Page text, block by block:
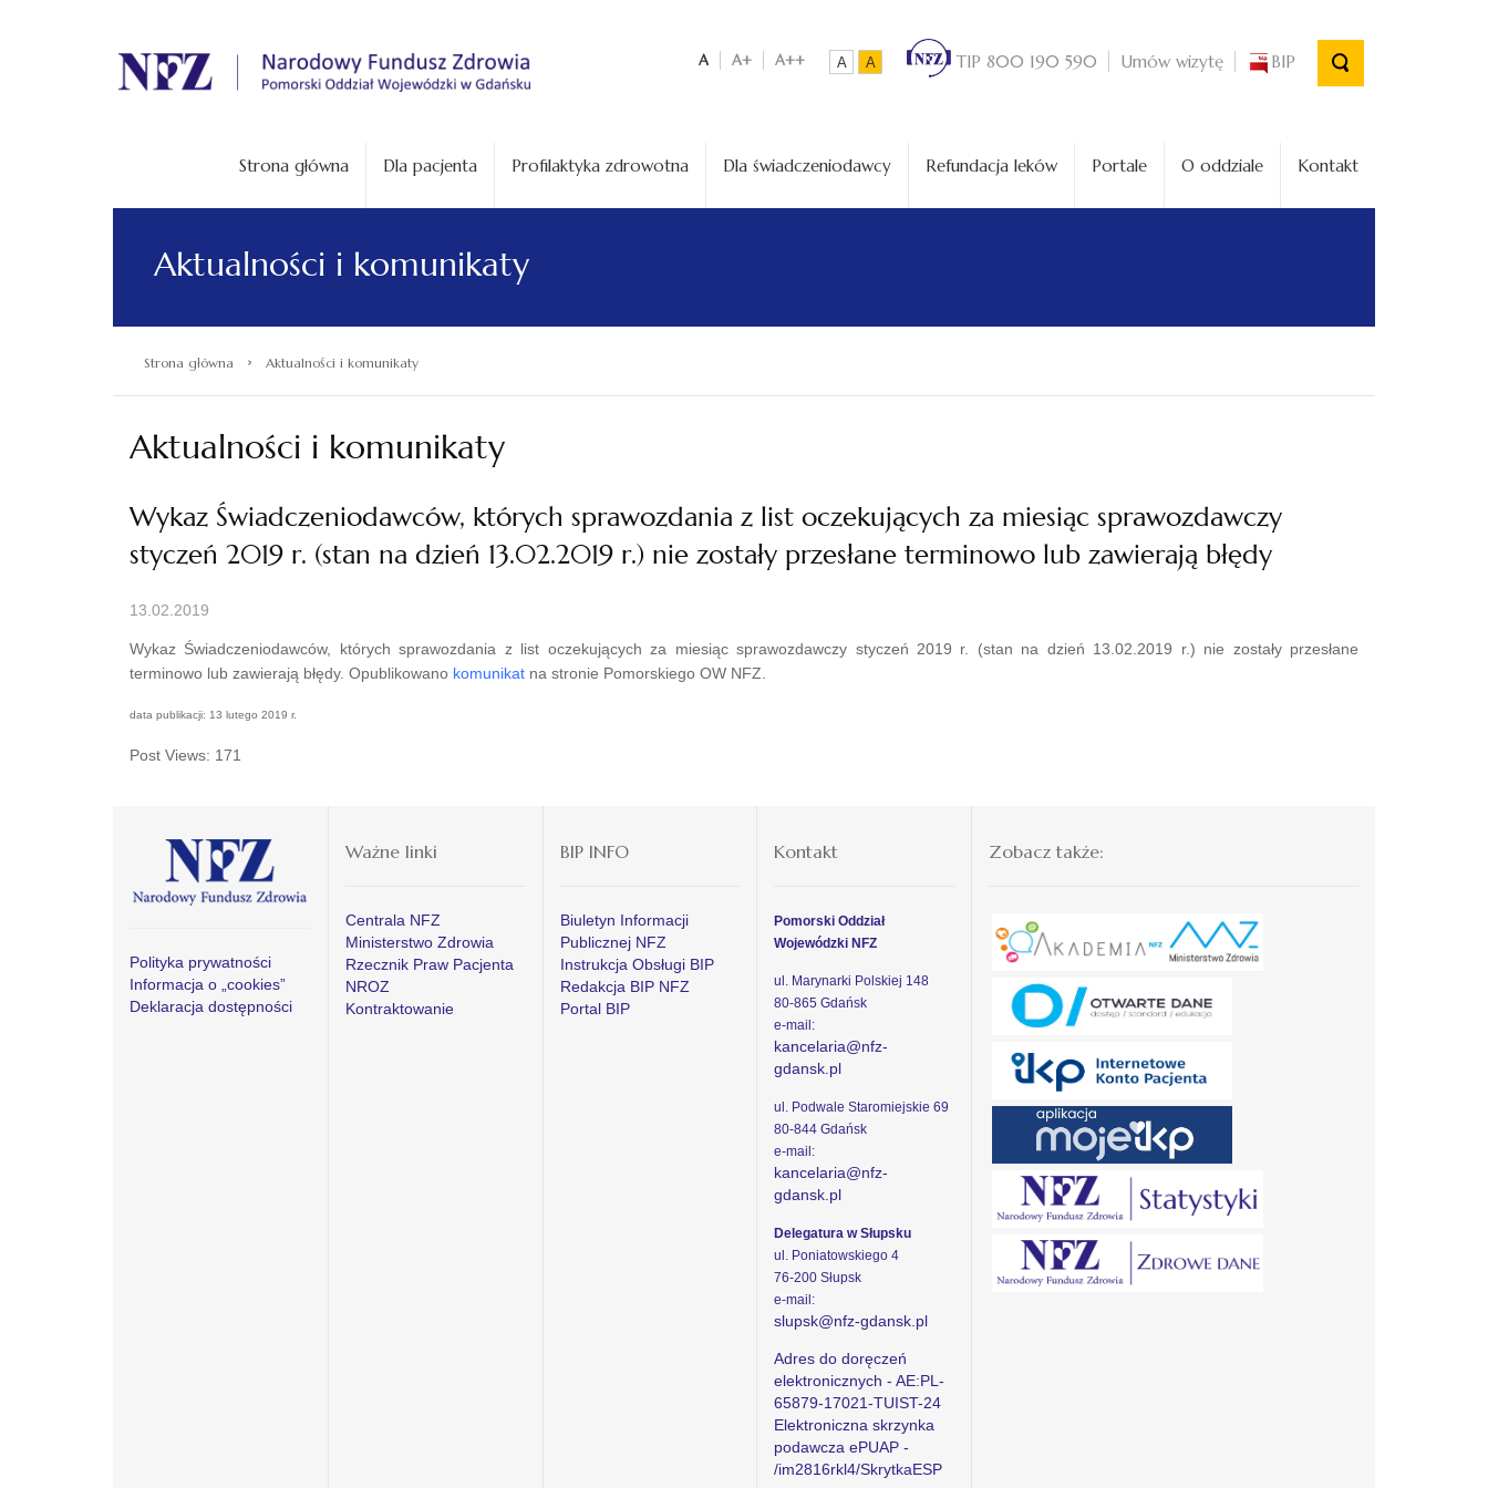
. A A+ A++ A A TIP 800 190 590 Umów wizytę BIP
Strona główna Dla pacjenta Profilaktyka zdrowotna Dla świadczeniodawcy Refundacja leków Portale O oddziale Kontakt
Aktualności i komunikaty
Strona główna › Aktualności i komunikaty
Aktualności i komunikaty
Wykaz Świadczeniodawców, których sprawozdania z list oczekujących za miesiąc sprawozdawczy
styczeń 2019 r. (stan na dzień 13.02.2019 r.) nie zostały przesłane terminowo lub zawierają błędy
13.02.2019
Wykaz Świadczeniodawców, których sprawozdania z list oczekujących za miesiąc sprawozdawczy styczeń 2019 r. (stan na dzień 13.02.2019 r.) nie zostały przesłane
terminowo lub zawierają błędy. Opublikowano komunikat na stronie Pomorskiego OW NFZ.
data publikacji: 13 lutego 2019 r.
Post Views: 171
Polityka prywatności
Informacja o „cookies”
Deklaracja dostępności
Ważne linki
Centrala NFZ
Ministerstwo Zdrowia
Rzecznik Praw Pacjenta
NROZ
Kontraktowanie
BIP INFO
Biuletyn Informacji
Publicznej NFZ
Instrukcja Obsługi BIP
Redakcja BIP NFZ
Portal BIP
Kontakt
Pomorski Oddział
Wojewódzki NFZ
ul. Marynarki Polskiej 148
80-865 Gdańsk
e-mail:
kancelaria@nfz-
gdansk.pl
ul. Podwale Staromiejskie 69
80-844 Gdańsk
e-mail:
kancelaria@nfz-
gdansk.pl
Delegatura w Słupsku
ul. Poniatowskiego 4
76-200 Słupsk
e-mail:
slupsk@nfz-gdansk.pl
Adres do doręczeń
elektronicznych - AE:PL-
65879-17021-TUIST-24
Elektroniczna skrzynka
podawcza ePUAP -
/im2816rkl4/SkrytkaESP
Zobacz także: